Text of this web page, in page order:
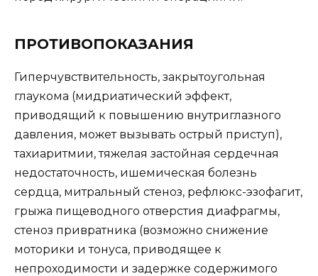
ПРОТИВОПОКАЗАНИЯ
Гиперчувствительность, закрытоугольная
глаукома (мидриатический эффект,
приводящий к повышению внутриглазного
давления, может вызывать острый приступ),
тахиаритмии, тяжелая застойная сердечная
недостаточность, ишемическая болезнь
сердца, митральный стеноз, рефлюкс-эзофагит,
грыжа пищеводного отверстия диафрагмы,
стеноз привратника (возможно снижение
моторики и тонуса, приводящее к
непроходимости и задержке содержимого